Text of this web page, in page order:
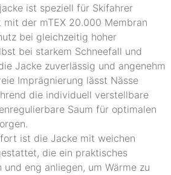
ist speziell für Skifahrer
der mTEX 20.000 Membran
bei gleichzeitig hoher
bei starkem Schneefall und
Jacke zuverlässig und angenehm
Imprägnierung lässt Nässe
die individuell verstellbare
Saum für optimalen
ist die Jacke mit weichen
die ein praktisches
und eng anliegen, um Wärme zu